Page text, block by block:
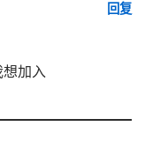
回复
加入